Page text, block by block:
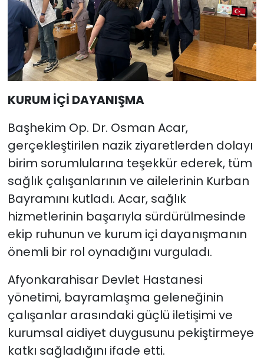
KURUM İÇİ DAYANIŞMA
Başhekim Op. Dr. Osman Acar,
gerçekleştirilen nazik ziyaretlerden dolayı
birim sorumlularına teşekkür ederek, tüm
sağlık çalışanlarının ve ailelerinin Kurban
Bayramını kutladı. Acar, sağlık
hizmetlerinin başarıyla sürdürülmesinde
ekip ruhunun ve kurum içi dayanışmanın
önemli bir rol oynadığını vurguladı.
Afyonkarahisar Devlet Hastanesi
yönetimi, bayramlaşma geleneğinin
çalışanlar arasındaki güçlü iletişimi ve
kurumsal aidiyet duygusunu pekiştirmeye
katkı sağladığını ifade etti.